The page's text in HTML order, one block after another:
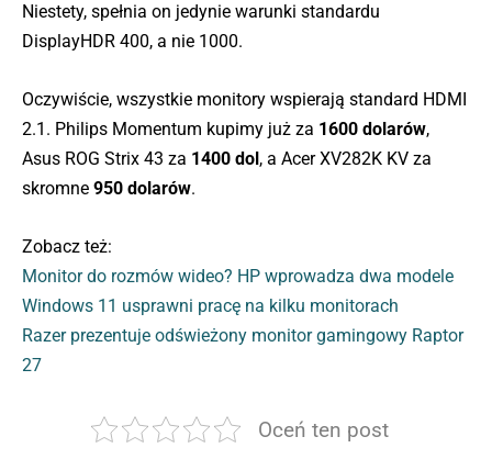
Niestety, spełnia on jedynie warunki standardu
DisplayHDR 400, a nie 1000.
Oczywiście, wszystkie monitory wspierają standard HDMI
2.1. Philips Momentum kupimy już za 1600 dolarów,
Asus ROG Strix 43 za 1400 dol, a Acer XV282K KV za
skromne 950 dolarów.
Zobacz też:
Monitor do rozmów wideo? HP wprowadza dwa modele
Windows 11 usprawni pracę na kilku monitorach
Razer prezentuje odświeżony monitor gamingowy Raptor
27
Oceń ten post